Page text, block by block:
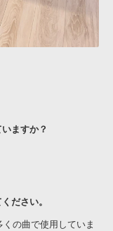
ますか？
ださい。
くの曲で使用していま